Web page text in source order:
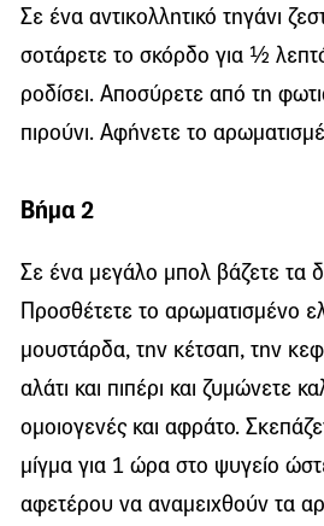
Σε ένα αντικολλητικό τηγάνι
σοτάρετε το σκόρδο για ½
ροδίσει. Αποσύρετε από τη
πιρούνι. Αφήνετε το
Βήμα 2
Σε ένα μεγάλο μπολ βάζετε τα
Προσθέτετε το αρωματισμένο
μουστάρδα, την κέτσαπ, την
αλάτι και πιπέρι και ζυμώνετε
ομοιογενές και αφράτο.
μίγμα για 1 ώρα στο ψυγείο
αφετέρου να αναμειχθούν τα